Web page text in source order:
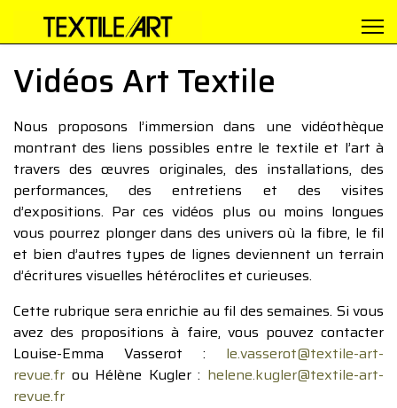
Vidéos Art Textile
Nous proposons l’immersion dans une vidéothèque
montrant des liens possibles entre le textile et l’art à
travers des œuvres originales, des installations, des
performances, des entretiens et des visites
d’expositions. Par ces vidéos plus ou moins longues
vous pourrez plonger dans des univers où la fibre, le fil
et bien d’autres types de lignes deviennent un terrain
d’écritures visuelles hétéroclites et curieuses.
Cette rubrique sera enrichie au fil des semaines. Si vous
avez des propositions à faire, vous pouvez contacter
Louise-Emma Vasserot : le.vasserot@textile-art-
revue.fr ou Hélène Kugler : helene.kugler@textile-art-
revue.fr